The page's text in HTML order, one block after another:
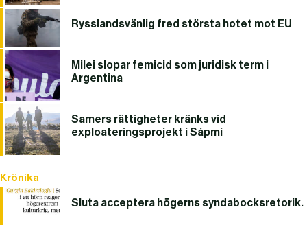
Rysslandsvänlig fred största hotet mot EU
Milei slopar femicid som juridisk term i
Argentina
Samers rättigheter kränks vid
exploateringsprojekt i Sápmi
Krönika
Sluta acceptera högerns syndabocksretorik.